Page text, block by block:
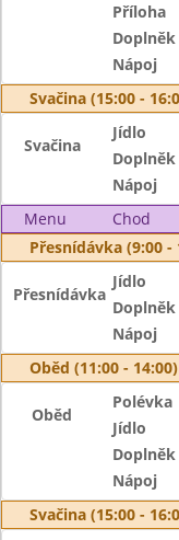
Příloha
Doplněk
Nápoj
Svačina (15:00 -
Svačina
Jídlo
Doplněk
Nápoj
Menu
Chod
Přesnídávka (9:00 -
Přesnídávka
Jídlo
Doplněk
Nápoj
Oběd (11:00 - 14:00)
Oběd
Polévka
Jídlo
Doplněk
Nápoj
Svačina (15:00 -